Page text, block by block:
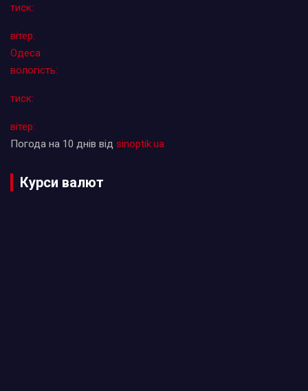
тиск:
вітер:
Одеса
вологість:
тиск:
вітер:
Погода на 10 днів від sinoptik.ua
Курси валют